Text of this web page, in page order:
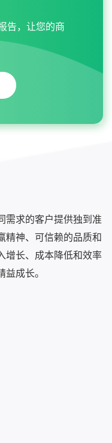
告，让您的商
需求的客户提供独到准
精神、可信赖的品质和
增长、成本降低和效率
成长。